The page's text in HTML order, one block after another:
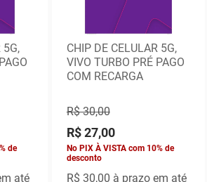
5G,
de
até
CHIP DE CELULAR 5G,
VIVO TURBO PRÉ PAGO
COM RECARGA
R$ 30,00
R$ 27,00
No PIX À VISTA com 10% de
desconto
R$ 30,00 à prazo em até